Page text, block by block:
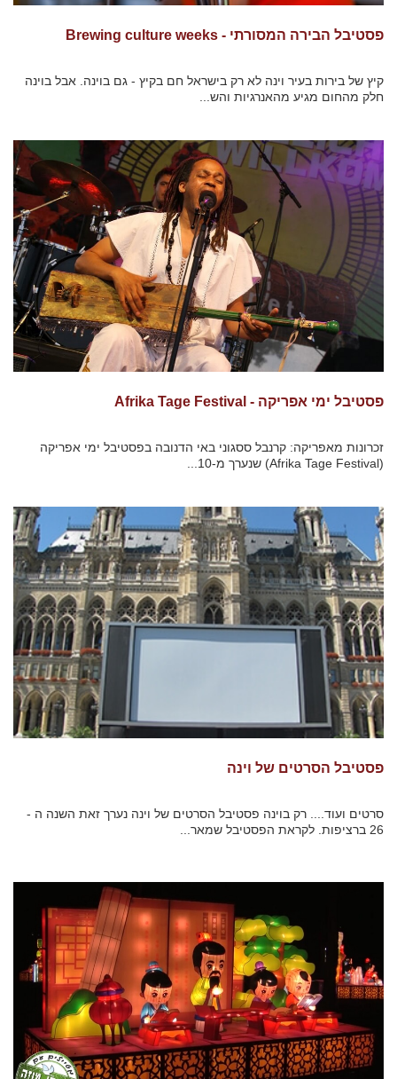
פסטיבל הבירה המסורתי - Brewing culture weeks
קיץ של בירות בעיר וינה לא רק בישראל חם בקיץ - גם בוינה. אבל בוינה
חלק מהחום מגיע מהאנרגיות והש...
פסטיבל ימי אפריקה - Afrika Tage Festival
זכרונות מאפריקה: קרנבל ססגוני באי הדנובה בפסטיבל ימי אפריקה
(Afrika Tage Festival) שנערך מ-10...
פסטיבל הסרטים של וינה
סרטים ועוד.... רק בוינה פסטיבל הסרטים של וינה נערך זאת השנה ה -
26 ברציפות. לקראת הפסטיבל שמאר...